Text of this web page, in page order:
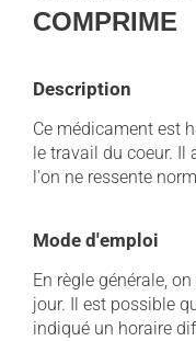
COMPRIME
Description
Ce médicament est
le travail du coeur. Il
l'on ne ressente
Mode d'emploi
En règle générale,
jour. Il est possible
indiqué un horaire